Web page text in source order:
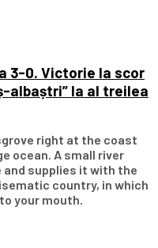
3-0. Victorie la scor
albaștri” la al treilea
right at the coast
ocean. A small river
and supplies it with the
country, in which
your mouth.